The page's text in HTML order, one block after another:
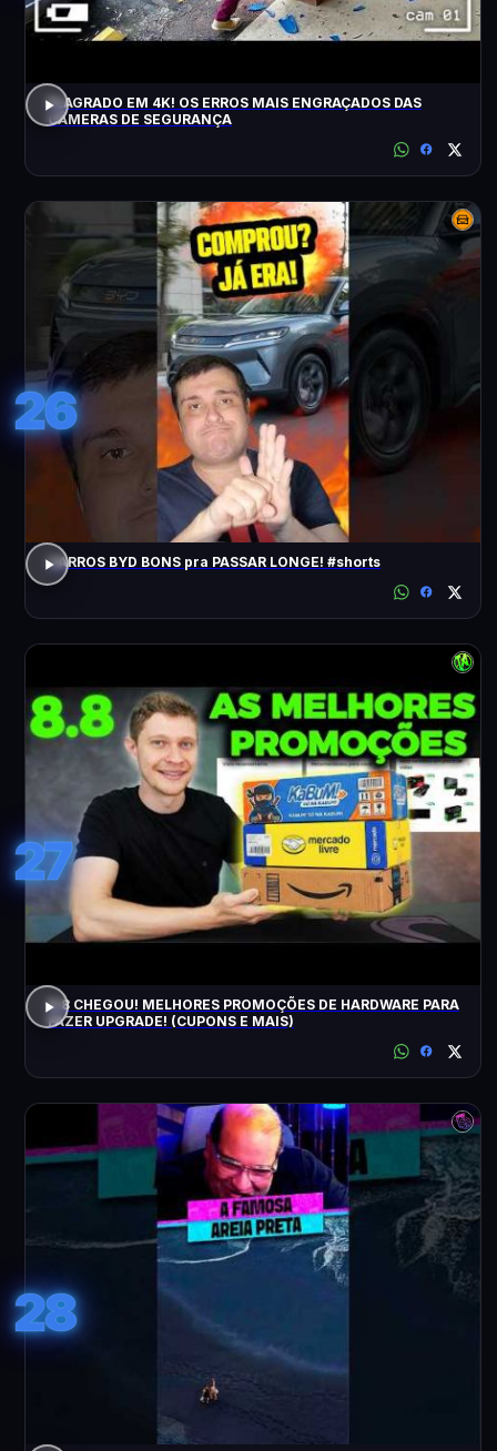
FLAGRADO EM 4K! OS ERROS MAIS ENGRAÇADOS DAS
CÂMERAS DE SEGURANÇA
26
CARROS BYD BONS pra PASSAR LONGE! #shorts
27
8.8 CHEGOU! MELHORES PROMOÇÕES DE HARDWARE PARA
FAZER UPGRADE! (CUPONS E MAIS)
28